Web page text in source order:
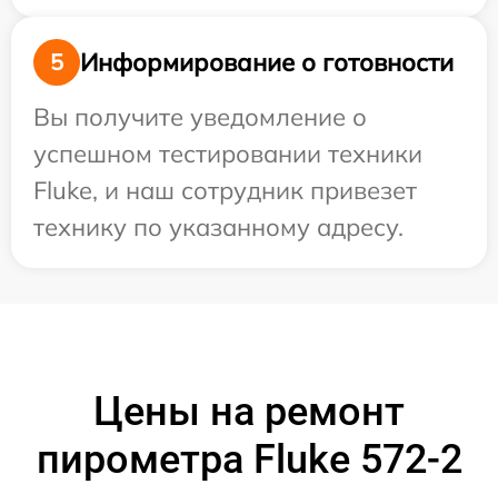
5
Информирование о готовности
Вы получите уведомление о
успешном тестировании техники
Fluke, и наш сотрудник привезет
технику по указанному адресу.
Цены на ремонт
пирометра Fluke 572-2